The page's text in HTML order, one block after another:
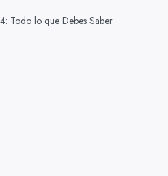
Todo lo que Debes Saber